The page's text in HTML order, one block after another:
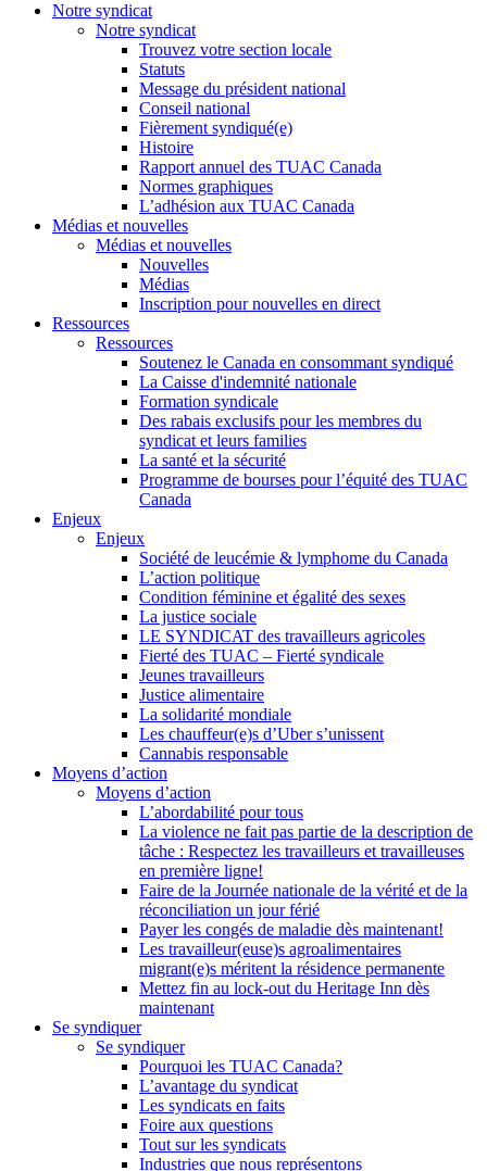
Notre syndicat
Notre syndicat
Trouvez votre section locale
Statuts
Message du président national
Conseil national
Fièrement syndiqué(e)
Histoire
Rapport annuel des TUAC Canada
Normes graphiques
L’adhésion aux TUAC Canada
Médias et nouvelles
Médias et nouvelles
Nouvelles
Médias
Inscription pour nouvelles en direct
Ressources
Ressources
Soutenez le Canada en consommant syndiqué
La Caisse d'indemnité nationale
Formation syndicale
Des rabais exclusifs pour les membres du
syndicat et leurs families
La santé et la sécurité
Programme de bourses pour l’équité des TUAC
Canada
Enjeux
Enjeux
Société de leucémie & lymphome du Canada
L’action politique
Condition féminine et égalité des sexes
La justice sociale
LE SYNDICAT des travailleurs agricoles
Fierté des TUAC – Fierté syndicale
Jeunes travailleurs
Justice alimentaire
La solidarité mondiale
Les chauffeur(e)s d’Uber s’unissent
Cannabis responsable
Moyens d’action
Moyens d’action
L’abordabilité pour tous
La violence ne fait pas partie de la description de
tâche : Respectez les travailleurs et travailleuses
en première ligne!
Faire de la Journée nationale de la vérité et de la
réconciliation un jour férié
Payer les congés de maladie dès maintenant!
Les travailleur(euse)s agroalimentaires
migrant(e)s méritent la résidence permanente
Mettez fin au lock-out du Heritage Inn dès
maintenant
Se syndiquer
Se syndiquer
Pourquoi les TUAC Canada?
L’avantage du syndicat
Les syndicats en faits
Foire aux questions
Tout sur les syndicats
Industries que nous représentons